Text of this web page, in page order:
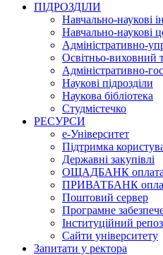
ПІДРОЗДІЛИ
Навчально-наукові
Навчально-наукові
Адміністративно-
Освітньо-виховний
Адміністративно-
Наукові підрозділи
Наукова бібліотека
Студмістечко
РЕСУРСИ
е-Університет
Підтримка
Державні закупівлі
ОЩАДБАНК оплата
ПРИВАТБАНК
Поштовий сервер
Програмне
Інституційний
Сайти університету
Запитати у ректора